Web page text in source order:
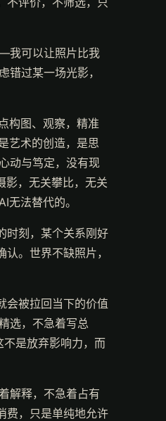
我可以让照片比我
过某一场光影，
构图、观察，精准
艺术的创造，是思
动与笃定，没有现
影，无关攀比，无关
法替代的。
时刻，某个关系刚好
。世界不缺照片，
会被拉回当下的价值
选，不急着写总
不是放弃影响力，而
解释，不急着占有
费，只是单纯地允许